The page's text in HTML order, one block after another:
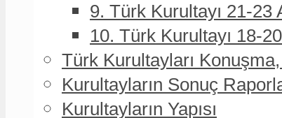
9. Türk Kurultayı 21-23
10. Türk Kurultayı 18-
Türk Kurultayları
Kurultayların Sonuç
Kurultayların Yapısı